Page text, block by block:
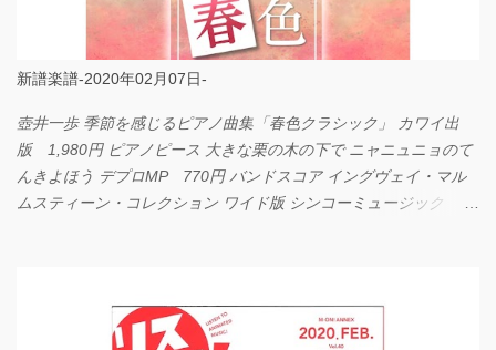
新譜楽譜-2020年02月07日-
壺井一歩 季節を感じるピアノ曲集「春色クラシック」 カワイ出
版 1,980円 ピアノピース 大きな栗の木の下で ニャニュニョのて
んきよほう デプロMP 770円 バンドスコア イングヴェイ・マル
ムスティーン・コレクション ワイド版 シンコーミュージック